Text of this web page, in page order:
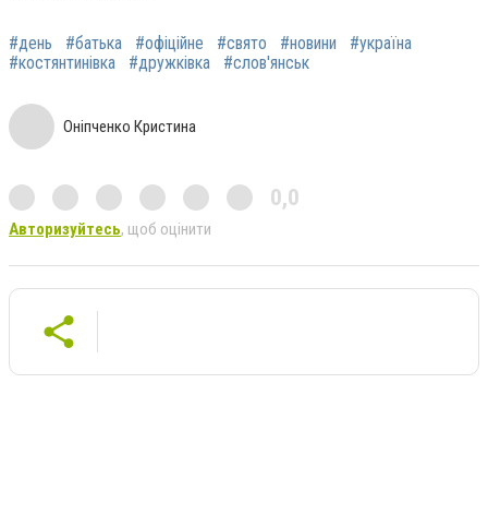
#день #батька #офіційне #свято #новини
#україна
#костянтинівка
#дружківка #слов'янськ
Оніпченко Кристина
0,0
Авторизуйтесь, щоб оцінити